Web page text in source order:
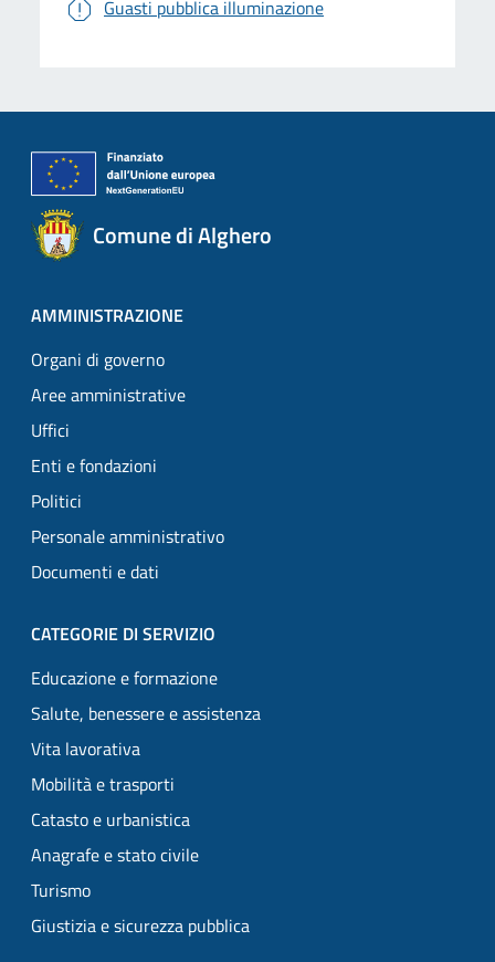
Guasti pubblica illuminazione
Comune di Alghero
AMMINISTRAZIONE
Organi di governo
Aree amministrative
Uffici
Enti e fondazioni
Politici
Personale amministrativo
Documenti e dati
CATEGORIE DI SERVIZIO
Educazione e formazione
Salute, benessere e assistenza
Vita lavorativa
Mobilità e trasporti
Catasto e urbanistica
Anagrafe e stato civile
Turismo
Giustizia e sicurezza pubblica